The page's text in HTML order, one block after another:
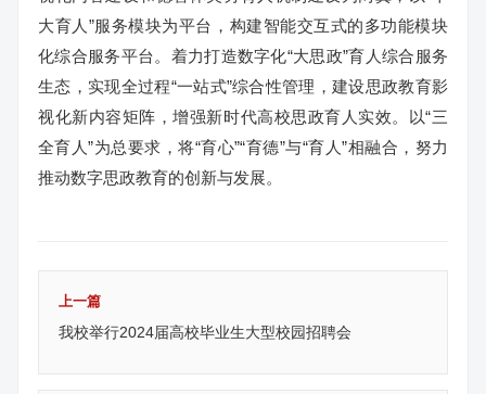
大育人”服务模块为平台，构建智能交互式的多功能模块
化综合服务平台。着力打造数字化“大思政”育人综合服务
生态，实现全过程“一站式”综合性管理，建设思政教育影
视化新内容矩阵，增强新时代高校思政育人实效。以“三
全育人”为总要求，将“育心”“育德”与“育人”相融合，努力
推动数字思政教育的创新与发展。
上一篇
我校举行2024届高校毕业生大型校园招聘会